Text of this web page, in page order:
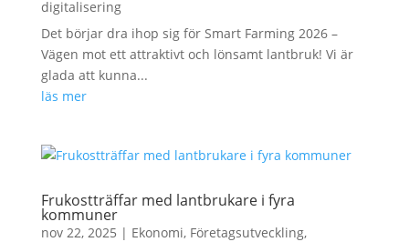
digitalisering
Det börjar dra ihop sig för Smart Farming 2026 –
Vägen mot ett attraktivt och lönsamt lantbruk! Vi är
glada att kunna...
läs mer
Frukostträffar med lantbrukare i fyra
kommuner
nov 22, 2025 | Ekonomi, Företagsutveckling,